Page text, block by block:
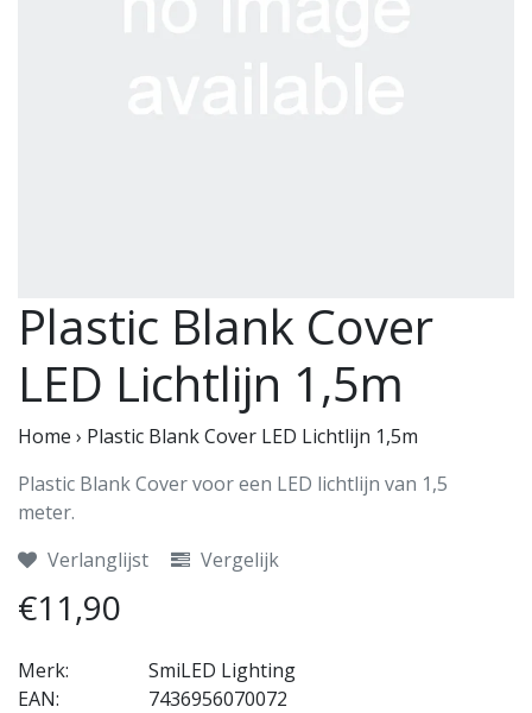
Plastic Blank Cover
LED Lichtlijn 1,5m
Home › Plastic Blank Cover LED Lichtlijn 1,5m
Plastic Blank Cover voor een LED lichtlijn van 1,5
meter.
Verlanglijst
Vergelijk
€11,90
Merk:
SmiLED Lighting
EAN:
7436956070072